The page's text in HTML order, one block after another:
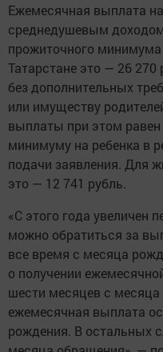
Ежемесячная выплата
среднедушевым
прожиточного
Татарстане это — 26 270
без дополнительных
или имуществу
выплаты при этом
минимуму на ребенка в
подачи заявления. Для
это — 12 741 рубль.
«С этого года увеличен
можно обратиться за
все время с месяца
о получении
шести месяцев с месяца
ежемесячная выплата
рождения. В остальных